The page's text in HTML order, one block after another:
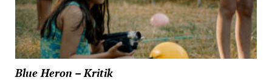
Blue Heron – Kritik